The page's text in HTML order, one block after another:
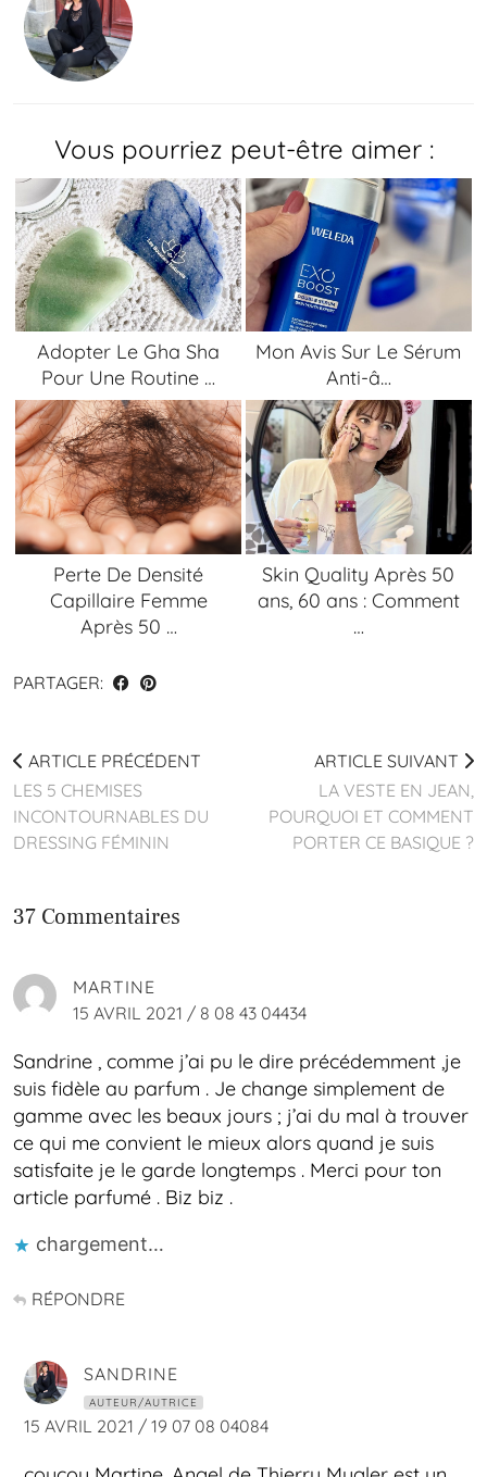
Vous pourriez peut-être aimer :
Adopter Le Gha Sha
Pour Une Routine …
Mon Avis Sur Le Sérum
Anti-â…
Perte De Densité
Capillaire Femme
Après 50 …
Skin Quality Après 50
ans, 60 ans : Comment
…
PARTAGER:
ARTICLE PRÉCÉDENT
LES 5 CHEMISES
INCONTOURNABLES DU
DRESSING FÉMININ
ARTICLE SUIVANT
LA VESTE EN JEAN,
POURQUOI ET COMMENT
PORTER CE BASIQUE ?
37 Commentaires
MARTINE
15 AVRIL 2021 / 8 08 43 04434
Sandrine , comme j’ai pu le dire précédemment ,je
suis fidèle au parfum . Je change simplement de
gamme avec les beaux jours ; j’ai du mal à trouver
ce qui me convient le mieux alors quand je suis
satisfaite je le garde longtemps . Merci pour ton
article parfumé . Biz biz .
chargement…
RÉPONDRE
SANDRINE
AUTEUR/AUTRICE
15 AVRIL 2021 / 19 07 08 04084